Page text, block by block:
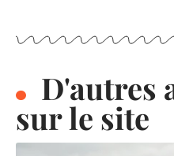
D'autres
sur le site